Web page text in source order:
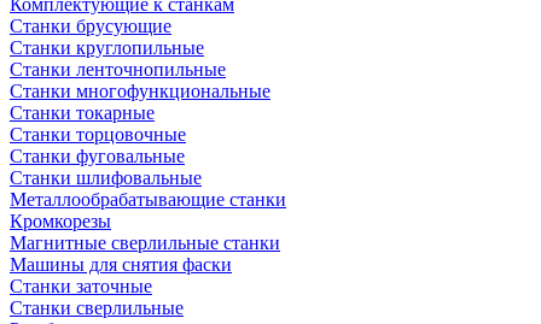
Комплектующие к станкам
Станки брусующие
Станки круглопильные
Станки ленточнопильные
Станки многофункциональные
Станки токарные
Станки торцовочные
Станки фуговальные
Станки шлифовальные
Металлообрабатывающие станки
Кромкорезы
Магнитные сверлильные станки
Машины для снятия фаски
Станки заточные
Станки сверлильные